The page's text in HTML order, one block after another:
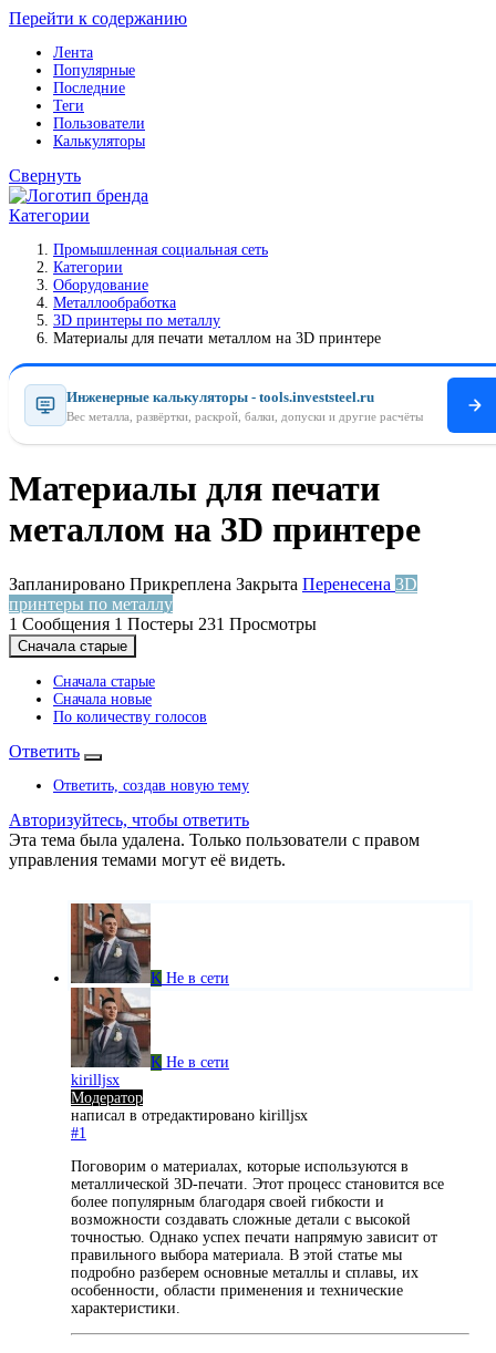
Перейти к содержанию
Лента
Популярные
Последние
Теги
Пользователи
Калькуляторы
Свернуть
Категории
Промышленная социальная сеть
Категории
Оборудование
Металлообработка
3D принтеры по металлу
Материалы для печати металлом на 3D принтере
Инженерные калькуляторы - tools.investsteel.ru
Вес металла, развёртки, раскрой, балки, допуски и другие расчёты
Материалы для печати
металлом на 3D принтере
Запланировано Прикреплена Закрыта Перенесена 3D
принтеры по металлу
1 Сообщения 1 Постеры 231 Просмотры
Сначала старые
Сначала старые
Сначала новые
По количеству голосов
Ответить
Ответить, создав новую тему
Авторизуйтесь, чтобы ответить
Эта тема была удалена. Только пользователи с правом
управления темами могут её видеть.
K Не в сети
K Не в сети
kirilljsx
Модератор
написал в отредактировано kirilljsx
#1
Поговорим о материалах, которые используются в
металлической 3D-печати. Этот процесс становится все
более популярным благодаря своей гибкости и
возможности создавать сложные детали с высокой
точностью. Однако успех печати напрямую зависит от
правильного выбора материала. В этой статье мы
подробно разберем основные металлы и сплавы, их
особенности, области применения и технические
характеристики.